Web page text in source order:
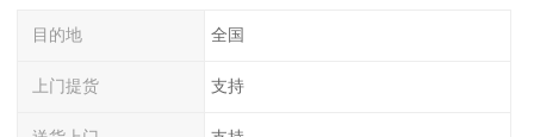
目的地 全国
上门提货 支持